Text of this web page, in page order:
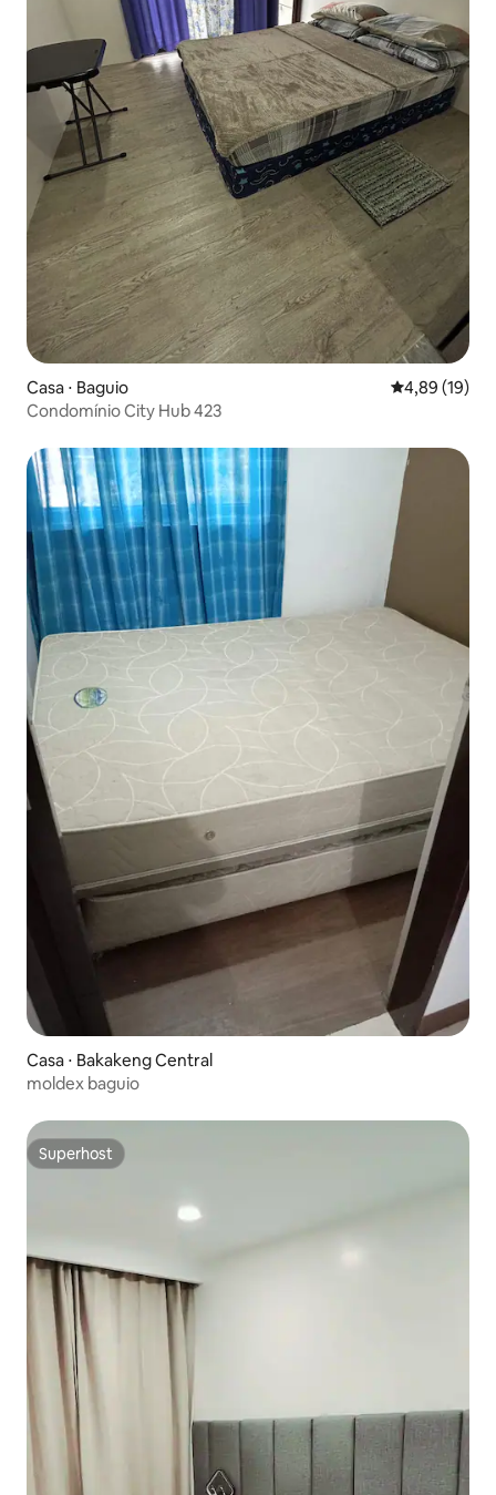
Casa ⋅ Baguio 4,89 de uma
4,89 (19)
Condomínio City Hub 423
Casa ⋅ Bakakeng Central
moldex baguio
Superhost
Superhost